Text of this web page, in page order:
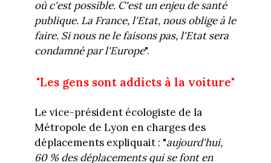
où c'est possible. C'est un enjeu de santé
publique. La France, l'Etat, nous oblige à le
faire. Si nous ne le faisons pas, l'Etat sera
condamné par l'Europe".
"Les gens sont addicts à la voiture"
Le vice-président écologiste de la
Métropole de Lyon en charges des
déplacements expliquait : "aujourd'hui,
60 % des déplacements qui se font en